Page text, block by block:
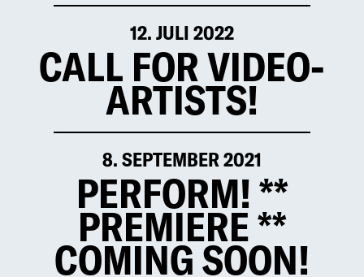
12. JULI 2022
CALL FOR VIDEO-
ARTISTS!
8. SEPTEMBER 2021
PERFORM! **
PREMIERE **
COMING SOON!